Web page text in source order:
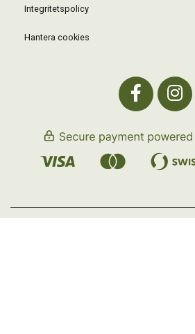
Integritetspolicy
Hantera cookies